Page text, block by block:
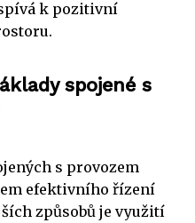
k pozitivní
spojené s
s provozem
efektivního řízení
způsobů je využití